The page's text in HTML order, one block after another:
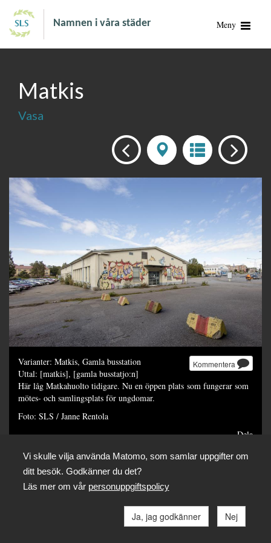
Namnen i våra städer Meny
Matkis
Vasa
Kommentera
Varianter: Matkis, Gamla busstation
Uttal: [matkis], [gamla busstatjo:n]
Här låg Matkahuolto tidigare. Nu en öppen plats som fungerar som
mötes- och samlingsplats för ungdomar.
Foto: SLS / Janne Rentola
Dela
Vi skulle vilja använda Matomo, som samlar uppgifter om
ditt besök. Godkänner du det?
Läs mer om vår personuppgiftspolicy
Ja, jag godkänner Nej